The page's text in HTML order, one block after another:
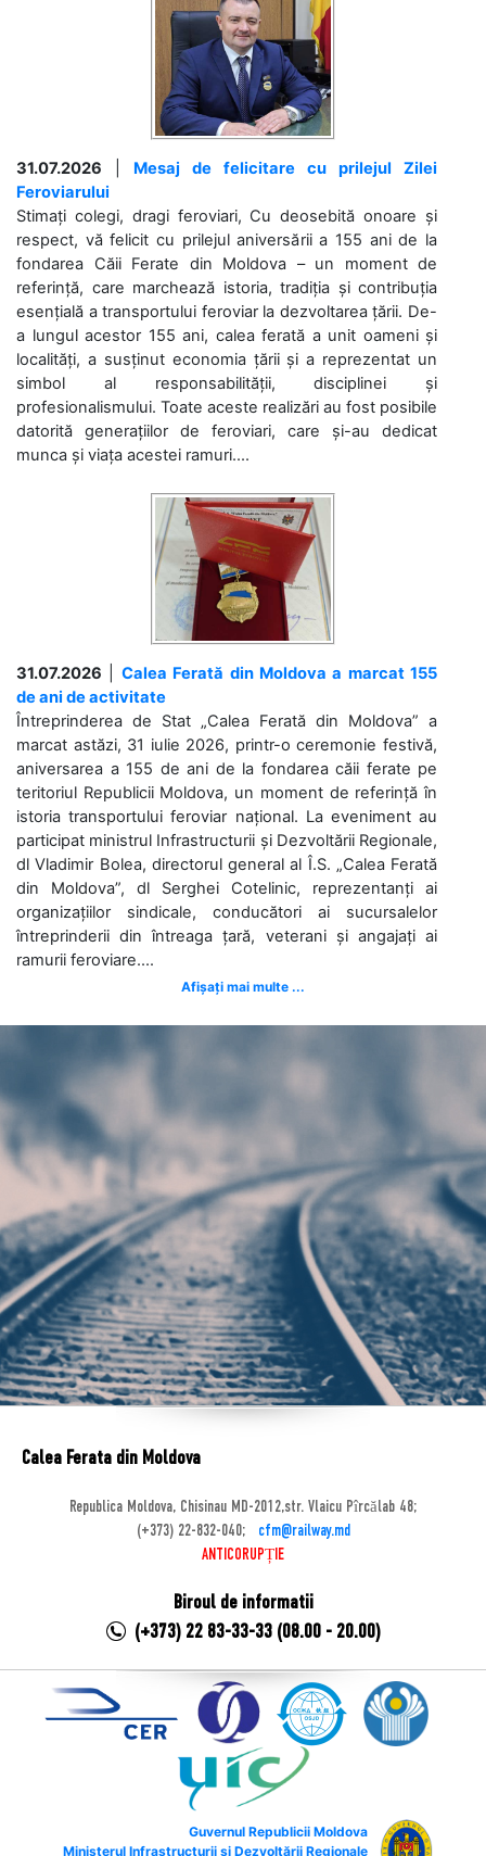
31.07.2026
Mesaj de felicitare cu prilejul Zilei
Feroviarului
Stimați colegi, dragi feroviari, Cu deosebită onoare și
respect, vă felicit cu prilejul aniversării a 155 ani de la
fondarea Căii Ferate din Moldova – un moment de
referință, care marchează istoria, tradiția și contribuția
esențială a transportului feroviar la dezvoltarea țării. De-
a lungul acestor 155 ani, calea ferată a unit oameni și
localități, a susținut economia țării și a reprezentat un
simbol al responsabilității, disciplinei și
profesionalismului. Toate aceste realizări au fost posibile
datorită generațiilor de feroviari, care și-au dedicat
munca și viața acestei ramuri....
31.07.2026
Calea Ferată din Moldova a marcat 155
de ani de activitate
Întreprinderea de Stat „Calea Ferată din Moldova” a
marcat astăzi, 31 iulie 2026, printr-o ceremonie festivă,
aniversarea a 155 de ani de la fondarea căii ferate pe
teritoriul Republicii Moldova, un moment de referință în
istoria transportului feroviar național. La eveniment au
participat ministrul Infrastructurii și Dezvoltării Regionale,
dl Vladimir Bolea, directorul general al Î.S. „Calea Ferată
din Moldova”, dl Serghei Cotelinic, reprezentanți ai
organizațiilor sindicale, conducători ai sucursalelor
întreprinderii din întreaga țară, veterani și angajați ai
ramurii feroviare....
Afișați mai multe ...
Calea Ferata din Moldova
Republica Moldova, Chisinau MD-2012,str. Vlaicu Pîrcălab 48;
(+373) 22-832-040;
cfm@railway.md
ANTICORUPȚIE
Biroul de informatii
(+373) 22 83-33-33 (08.00 - 20.00)
Guvernul Republicii Moldova
Ministerul Infrastructurii și Dezvoltării Regionale